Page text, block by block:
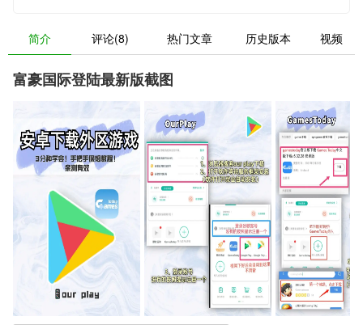
简介 评论(8) 热门文章 历史版本 视频
富豪国际登陆最新版截图